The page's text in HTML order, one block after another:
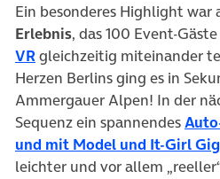
Ein besonderes Highlight war
Erlebnis, das 100 Event-
VR(öffnet in neuem Tab)
gleichzeitig miteinander
Herzen Berlins ging es in
Ammergauer Alpen! In der
Sequenz ein spannendes
und mit Model und It-Girl
leichter und vor allem